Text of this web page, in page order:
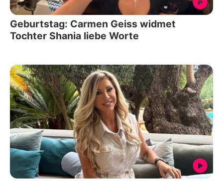
Geburtstag: Carmen Geiss widmet
Tochter Shania liebe Worte